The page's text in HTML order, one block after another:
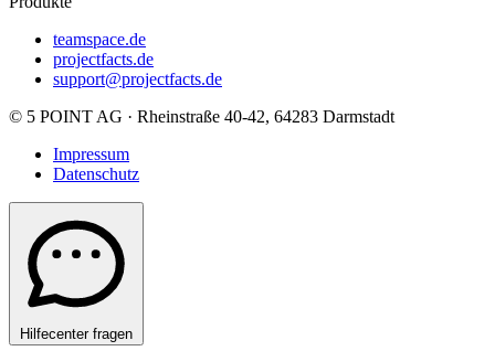
teamspace.de
projectfacts.de
support@projectfacts.de
© 5 POINT AG · Rheinstraße 40-42, 64283 Darmstadt
Impressum
Datenschutz
Hilfecenter fragen